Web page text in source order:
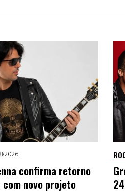
2026
confirma retorno
novo projeto